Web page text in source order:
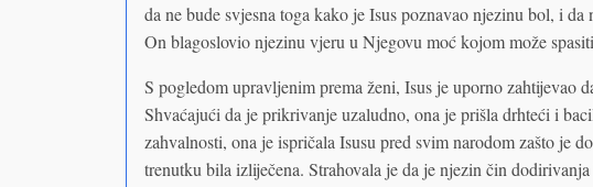
da ne bude svjesna toga kako je Isus poznavao njezinu bol, i
On blagoslovio njezinu vjeru u Njegovu moć kojom može
S pogledom upravljenim prema ženi, Isus je uporno zahtijevao
Shvaćajući da je prikrivanje uzaludno, ona je prišla drhteći i
zahvalnosti, ona je ispričala Isusu pred svim narodom zašto je
trenutku bila izliječena. Strahovala je da je njezin čin